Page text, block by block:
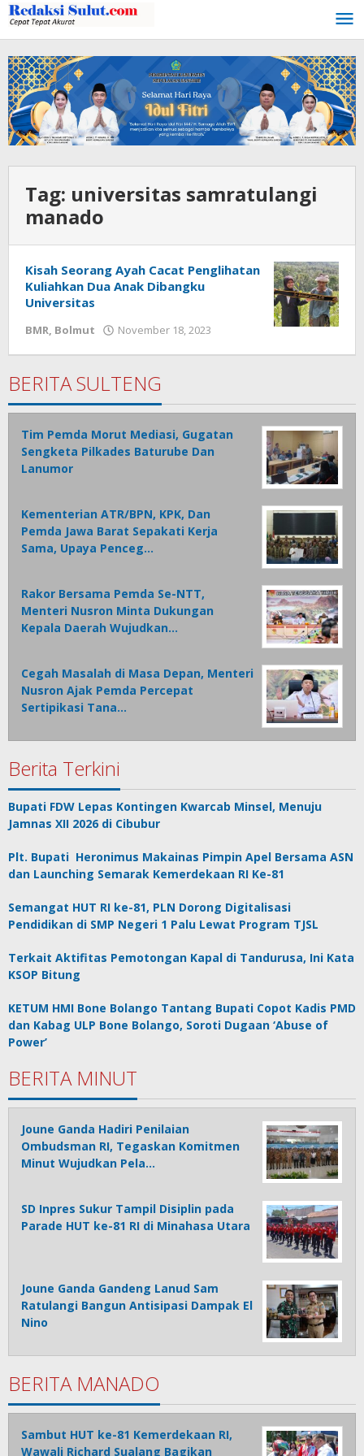
Lewati
ke
konten
Tag: universitas samratulangi
manado
Kisah Seorang Ayah Cacat Penglihatan
Kuliahkan Dua Anak Dibangku
Universitas
BMR, Bolmut November 18, 2023
BERITA SULTENG
Tim Pemda Morut Mediasi, Gugatan
Sengketa Pilkades Baturube Dan
Lanumor
Kementerian ATR/BPN, KPK, Dan
Pemda Jawa Barat Sepakati Kerja
Sama, Upaya Penceg…
Rakor Bersama Pemda Se-NTT,
Menteri Nusron Minta Dukungan
Kepala Daerah Wujudkan…
Cegah Masalah di Masa Depan, Menteri
Nusron Ajak Pemda Percepat
Sertipikasi Tana…
Berita Terkini
Bupati FDW Lepas Kontingen Kwarcab Minsel, Menuju
Jamnas XII 2026 di Cibubur
Plt. Bupati Heronimus Makainas Pimpin Apel Bersama ASN
dan Launching Semarak Kemerdekaan RI Ke-81
Semangat HUT RI ke-81, PLN Dorong Digitalisasi
Pendidikan di SMP Negeri 1 Palu Lewat Program TJSL
Terkait Aktifitas Pemotongan Kapal di Tandurusa, Ini Kata
KSOP Bitung
KETUM HMI Bone Bolango Tantang Bupati Copot Kadis PMD
dan Kabag ULP Bone Bolango, Soroti Dugaan ‘Abuse of
Power’
BERITA MINUT
Joune Ganda Hadiri Penilaian
Ombudsman RI, Tegaskan Komitmen
Minut Wujudkan Pela…
SD Inpres Sukur Tampil Disiplin pada
Parade HUT ke-81 RI di Minahasa Utara
Joune Ganda Gandeng Lanud Sam
Ratulangi Bangun Antisipasi Dampak El
Nino
BERITA MANADO
Sambut HUT ke-81 Kemerdekaan RI,
Wawali Richard Sualang Bagikan